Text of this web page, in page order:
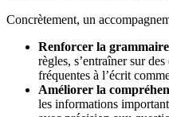
Concrètement, un
Renforcer la
règles, s’entraîner sur
fréquentes à l’écrit
Améliorer la
les informations